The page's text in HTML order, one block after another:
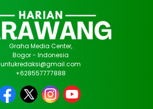
Graha Media Center,
Bogor - Indonesia
untukredaksi@gmail.com
+628557777888